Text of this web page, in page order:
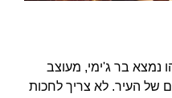
בסוהו נמצא בר ג'ימי, מעוצב
של העיר. לא צריך לחכות